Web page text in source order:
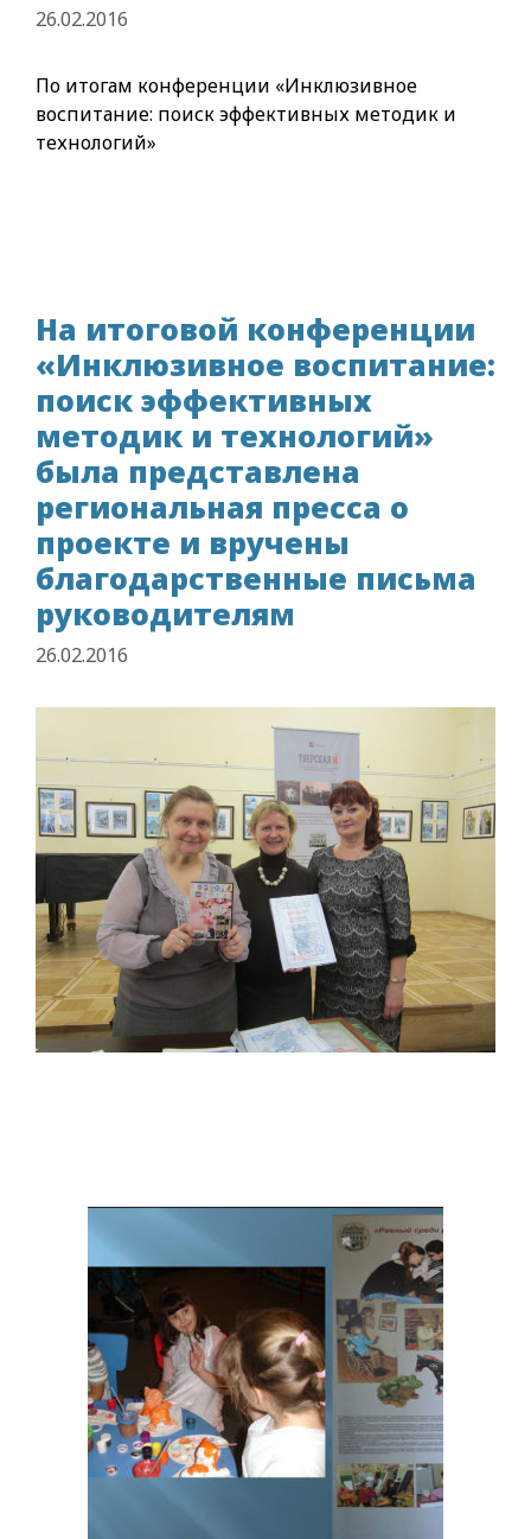
26.02.2016
По итогам конференции «Инклюзивное
воспитание: поиск эффективных методик и
технологий»
На итоговой конференции
«Инклюзивное воспитание:
поиск эффективных
методик и технологий»
была представлена
региональная пресса о
проекте и вручены
благодарственные письма
руководителям
26.02.2016